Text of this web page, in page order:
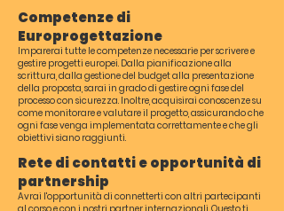
Competenze di
Europrogettazione
Imparerai tutte le competenze necessarie per scrivere e
gestire progetti europei. Dalla pianificazione alla
scrittura, dalla gestione del budget alla presentazione
della proposta, sarai in grado di gestire ogni fase del
processo con sicurezza. Inoltre, acquisirai conoscenze su
come monitorare e valutare il progetto, assicurando che
ogni fase venga implementata correttamente e che gli
obiettivi siano raggiunti.
Rete di contatti e opportunità di
partnership
Avrai l'opportunità di connetterti con altri partecipanti